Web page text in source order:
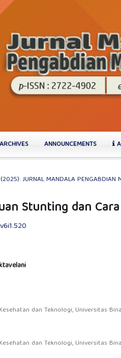
ARCHIVES ANNOUNCEMENTS
JURNAL MANDALA PENGABDIAN
Stunting dan
dan Teknologi, Universitas
dan Teknologi, Universitas